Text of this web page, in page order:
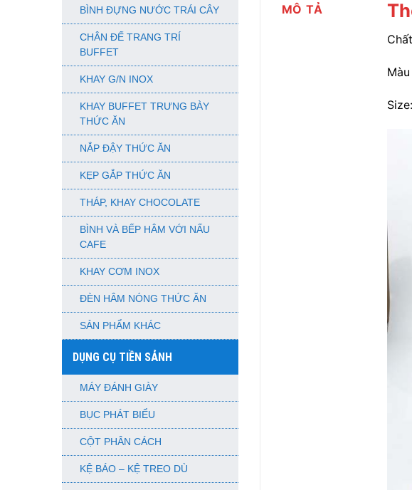
BÌNH ĐỰNG NƯỚC TRÁI CÂY
CHÂN ĐẾ TRANG TRÍ
BUFFET
KHAY G/N INOX
KHAY BUFFET TRƯNG BÀY
THỨC ĂN
NẮP ĐẬY THỨC ĂN
KẸP GẮP THỨC ĂN
THÁP, KHAY CHOCOLATE
BÌNH VÀ BẾP HÂM VỚI NẤU
CAFE
KHAY CƠM INOX
ĐÈN HÂM NÓNG THỨC ĂN
SẢN PHẨM KHÁC
DỤNG CỤ TIỀN SẢNH
MÁY ĐÁNH GIÀY
BỤC PHÁT BIỂU
CỘT PHÂN CÁCH
KỆ BÁO – KỆ TREO DÙ
MÔ TẢ